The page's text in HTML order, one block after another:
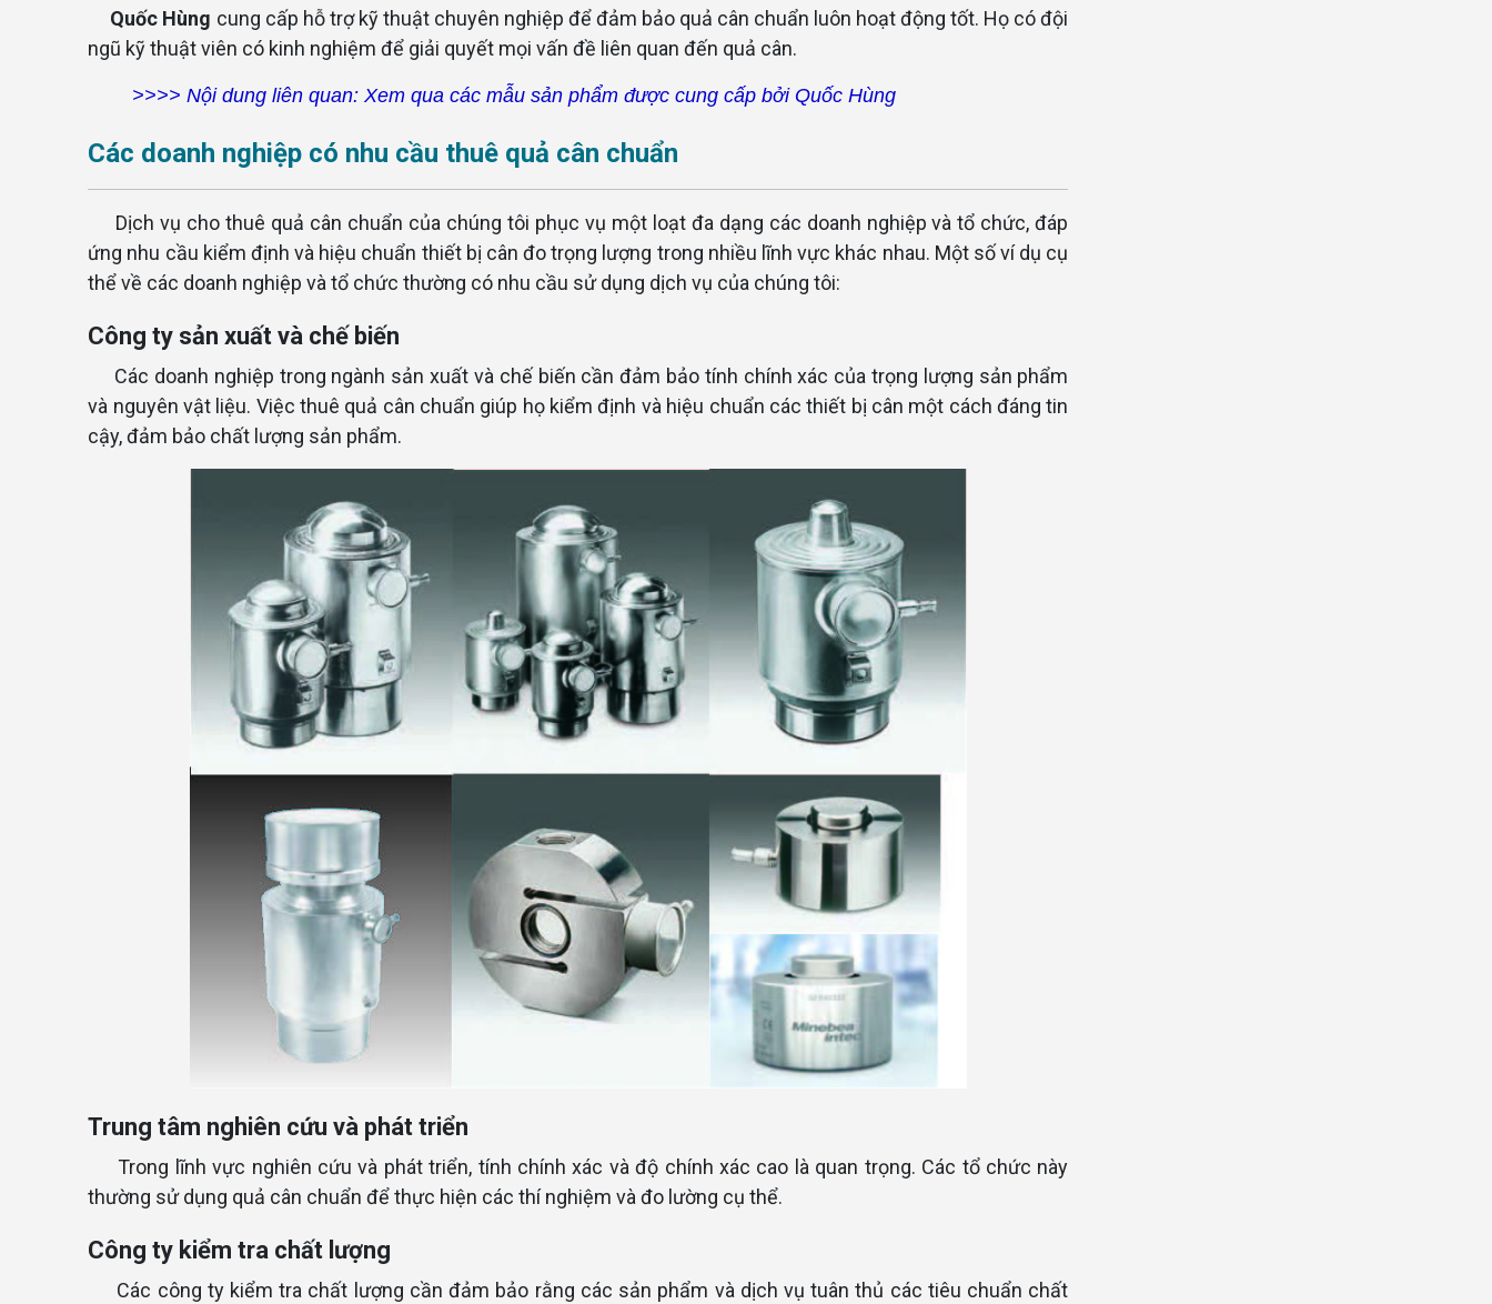
Quốc Hùng cung cấp hỗ trợ kỹ thuật chuyên nghiệp để đảm bảo quả cân chuẩn luôn hoạt động tốt. Họ có đội
ngũ kỹ thuật viên có kinh nghiệm để giải quyết mọi vấn đề liên quan đến quả cân.
>>>> Nội dung liên quan:Xem qua các mẫu sản phẩm được cung cấp bởi Quốc Hùng
Các doanh nghiệp có nhu cầu thuê quả cân chuẩn
Dịch vụ cho thuê quả cân chuẩn của chúng tôi phục vụ một loạt đa dạng các doanh nghiệp và tổ chức, đáp
ứng nhu cầu kiểm định và hiệu chuẩn thiết bị cân đo trọng lượng trong nhiều lĩnh vực khác nhau. Một số ví dụ cụ
thể về các doanh nghiệp và tổ chức thường có nhu cầu sử dụng dịch vụ của chúng tôi:
Công ty sản xuất và chế biến
Các doanh nghiệp trong ngành sản xuất và chế biến cần đảm bảo tính chính xác của trọng lượng sản phẩm
và nguyên vật liệu. Việc thuê quả cân chuẩn giúp họ kiểm định và hiệu chuẩn các thiết bị cân một cách đáng tin
cậy, đảm bảo chất lượng sản phẩm.
Trung tâm nghiên cứu và phát triển
Trong lĩnh vực nghiên cứu và phát triển, tính chính xác và độ chính xác cao là quan trọng. Các tổ chức này
thường sử dụng quả cân chuẩn để thực hiện các thí nghiệm và đo lường cụ thể.
Công ty kiểm tra chất lượng
Các công ty kiểm tra chất lượng cần đảm bảo rằng các sản phẩm và dịch vụ tuân thủ các tiêu chuẩn chất